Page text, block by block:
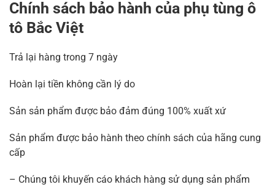
Chính sách bảo hành của phụ tùng ô
tô Bắc Việt
Trả lại hàng trong 7 ngày
Hoàn lại tiền không cần lý do
Sản sản phẩm được bảo đảm đúng 100% xuất xứ
Sản phẩm được bảo hành theo chính sách của hãng cung
cấp
– Chúng tôi khuyến cáo khách hàng sử dụng sản phẩm